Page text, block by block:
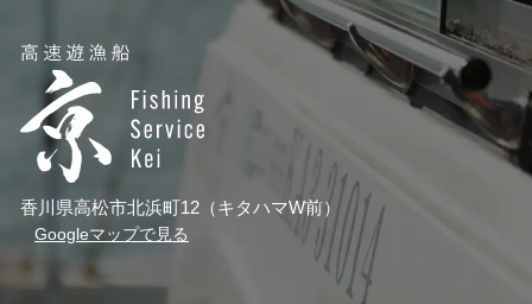
香川県高松市北浜町12（キタハマW前）
Googleマップで見る